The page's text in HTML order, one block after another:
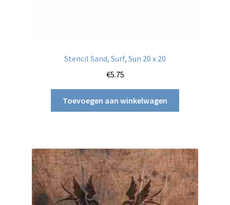
Stencil Sand, Surf, Sun 20 x 20
€5.75
Toevoegen aan winkelwagen